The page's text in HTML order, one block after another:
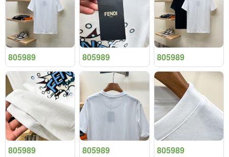
805989 805989 805989
805989 805989 805989